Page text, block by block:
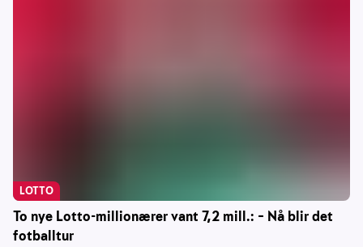
To nye Lotto-millionærer vant 7,2 mill.: – Nå blir det
fotballtur
LOTTO